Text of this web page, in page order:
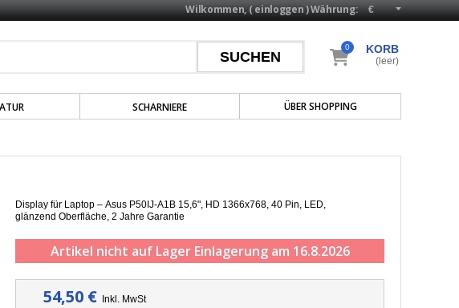
Währung:
Wilkommen, (einloggen)
SCHARNIERE ÜBER SHOPPING
KORB
0
(leer)
Display für Laptop – Asus P50IJ-A1B 15,6", HD 1366x768, 40 Pin, LED,
g länzend Oberfläche, 2 Jahre Garantie
Artikel nicht auf Lager Einlagerung am 16.8.2026
54,50 € Inkl. MwSt